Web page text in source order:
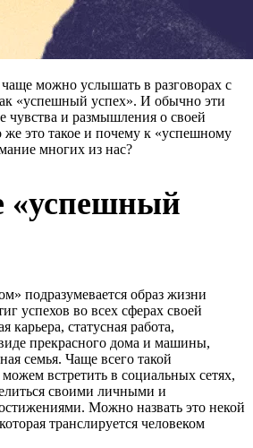
можно услышать в разговорах с
«успешный успех». И обычно эти
чувства и размышления о своей
же это такое и почему к «успешному
многих из нас?
«успешный
подразумевается образ жизни
успехов во всех сферах своей
карьера, статусная работа,
прекрасного дома и машины,
семья. Чаще всего такой
встретить в социальных сетях,
своими личными и
Можно назвать это некой
транслируется человеком